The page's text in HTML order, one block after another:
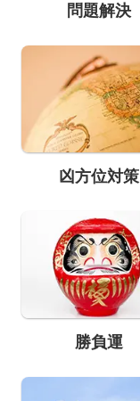
問題解決
凶方位対策
勝負運